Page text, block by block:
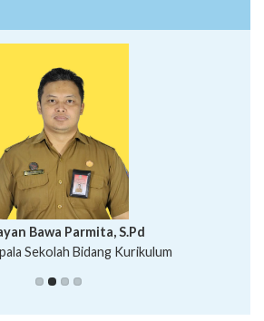
Suhartana, S.Pd.
Bawa Parmita, S.Pd
Sekolah Bidang Kurikulum
Aditya Pratita, S.Pd., M.Sn
Nopi Sutantri, S.Pd.